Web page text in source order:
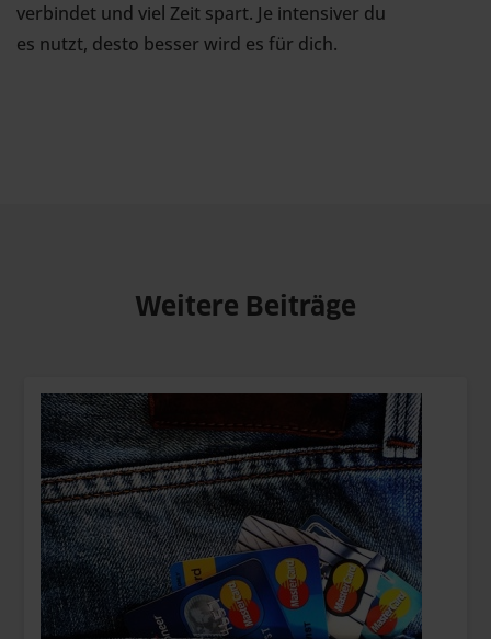
verbindet und viel Zeit spart. Je intensiver du
es nutzt, desto besser wird es für dich.
Weitere Beiträge